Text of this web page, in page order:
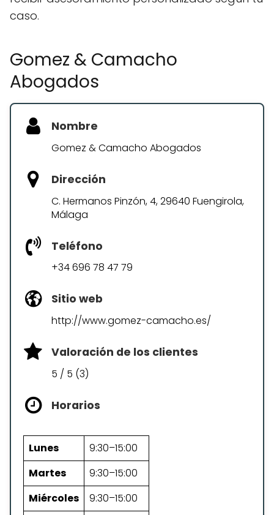
caso.
Gomez & Camacho
Abogados
Nombre
Gomez & Camacho Abogados
Dirección
C. Hermanos Pinzón, 4, 29640 Fuengirola,
Málaga
Teléfono
+34 696 78 47 79
Sitio web
http://www.gomez-camacho.es/
Valoración de los clientes
5 / 5 (3)
Horarios
Lunes
9:30–15:00
Martes
9:30–15:00
Miércoles
9:30–15:00